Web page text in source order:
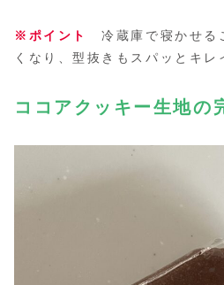
※ポイント
冷蔵庫で寝かせる
くなり、型抜きもスパッとキレ
ココアクッキー生地の